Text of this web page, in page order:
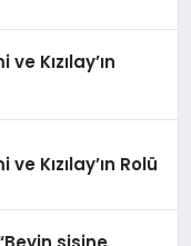
Kızılay’ın
ve Kızılay’ın Rolü